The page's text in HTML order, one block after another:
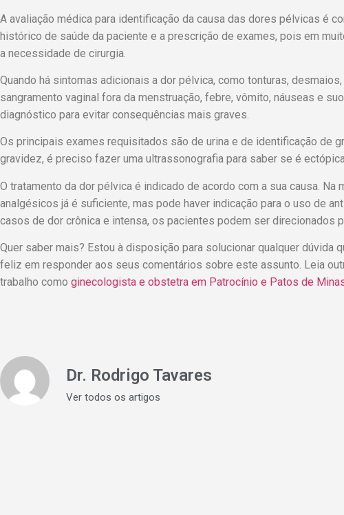
A avaliação médica para identificação da causa das dores pélvicas é
histórico de saúde da paciente e a prescrição de exames, pois em
a necessidade de cirurgia.
Quando há sintomas adicionais a dor pélvica, como tonturas,
sangramento vaginal fora da menstruação, febre, vômito, náuseas e
diagnóstico para evitar consequências mais graves.
Os principais exames requisitados são de urina e de identificação de
gravidez, é preciso fazer uma ultrassonografia para saber se é
O tratamento da dor pélvica é indicado de acordo com a sua causa. Na
analgésicos já é suficiente, mas pode haver indicação para o uso de
casos de dor crônica e intensa, os pacientes podem ser direcionados
Quer saber mais? Estou à disposição para solucionar qualquer dúvida
feliz em responder aos seus comentários sobre este assunto. Leia
trabalho como ginecologista e obstetra em Patrocínio e Patos de
Dr. Rodrigo Tavares
Ver todos os artigos